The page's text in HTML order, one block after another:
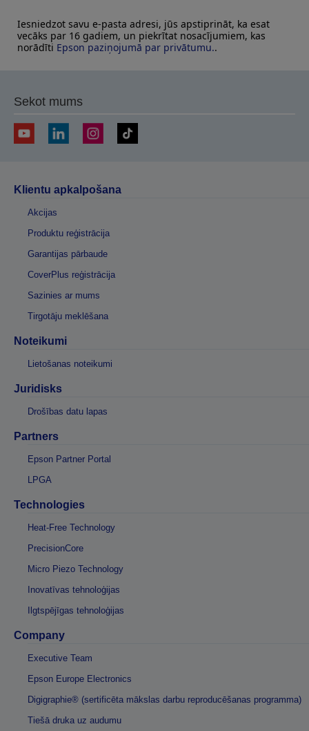
Iesniedzot savu e-pasta adresi, jūs apstiprināt, ka esat
vecāks par 16 gadiem, un piekrītat nosacījumiem, kas
norādīti Epson paziņojumā par privātumu..
Sekot mums
Klientu apkalpošana
Akcijas
Produktu reģistrācija
Garantijas pārbaude
CoverPlus reģistrācija
Sazinies ar mums
Tirgotāju meklēšana
Noteikumi
Lietošanas noteikumi
Juridisks
Drošības datu lapas
Partners
Epson Partner Portal
LPGA
Technologies
Heat-Free Technology
PrecisionCore
Micro Piezo Technology
Inovatīvas tehnoloģijas
Ilgtspējīgas tehnoloģijas
Company
Executive Team
Epson Europe Electronics
Digigraphie® (sertificēta mākslas darbu reproducēšanas programma)
Tiešā druka uz audumu